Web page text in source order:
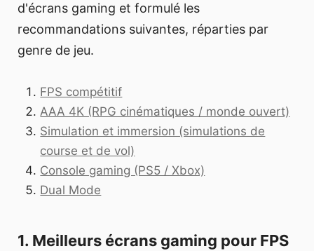
d'écrans gaming et formulé les
recommandations suivantes, réparties par
genre de jeu.
FPS compétitif
AAA 4K (RPG cinématiques / monde ouvert)
Simulation et immersion (simulations de
course et de vol)
Console gaming (PS5 / Xbox)
Dual Mode
1. Meilleurs écrans gaming pour FPS